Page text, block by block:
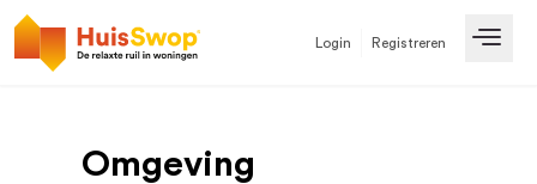
Login Registreren
Omgeving